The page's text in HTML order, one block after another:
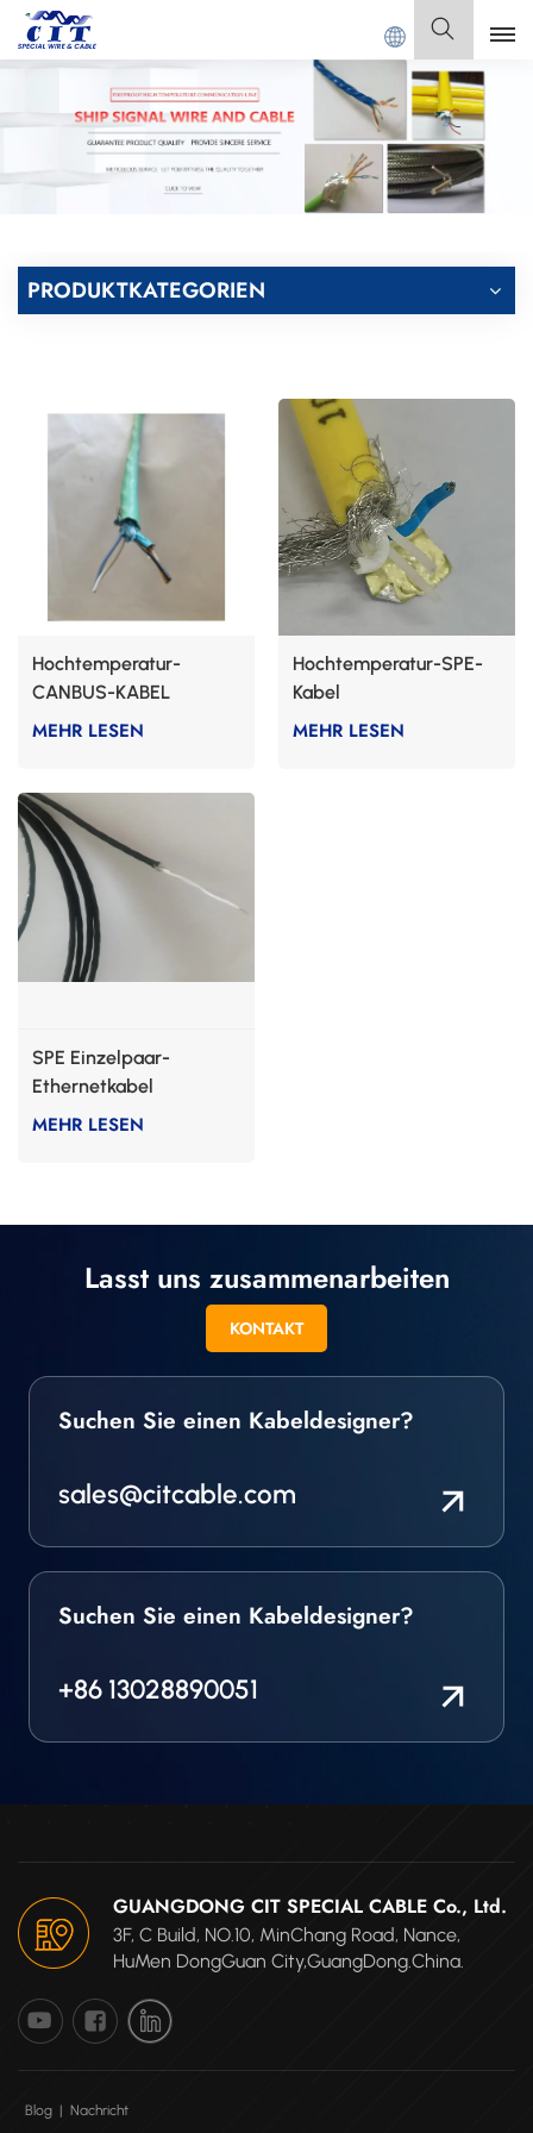
CIT SPECIAL CABLE Co., Ltd. Deutsch
English
Français
Italiano
Español
PRODUKTKATEGORIEN
Hochtemperatur-
CANBUS-KABEL
MEHR LESEN
Hochtemperatur-SPE-
Kabel
MEHR LESEN
SPE Einzelpaar-
Ethernetkabel
MEHR LESEN
Lasst uns zusammenarbeiten
KONTAKT
Suchen Sie einen Kabeldesigner?
sales@citcable.com
Suchen Sie einen Kabeldesigner?
+86 13028890051
GUANGDONG CIT SPECIAL CABLE Co., Ltd.
3F, C Build, NO.10, MinChang Road, Nance,
HuMen DongGuan City,GuangDong.China.
Blog | Nachricht